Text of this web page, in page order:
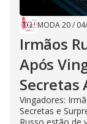
MODA 20/
Irmãos
Após
Secretas
Vingadores:
Secretas e